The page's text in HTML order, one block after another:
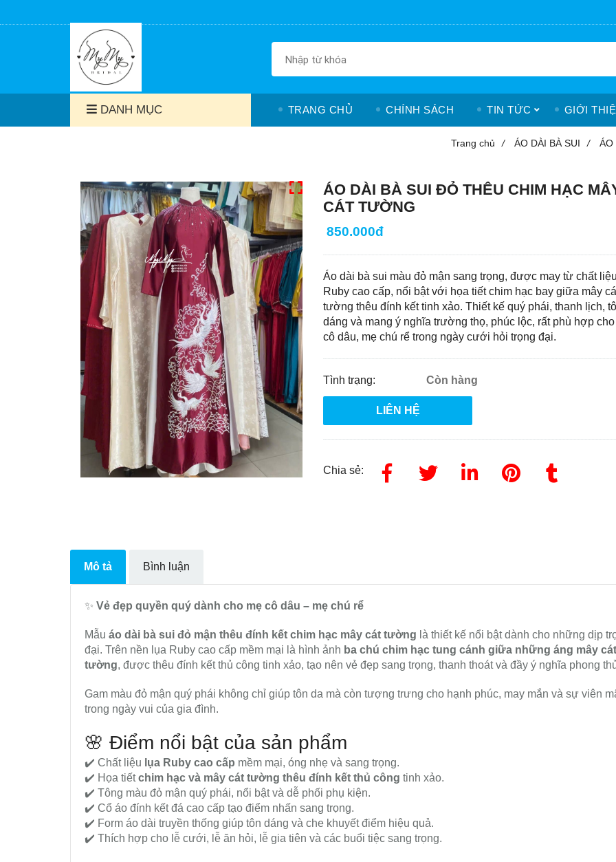
DANH MỤC TRANG CHỦ CHÍNH SÁCH TIN TỨC GIỚI
Trang chủ / ÁO DÀI BÀ SUI / ÁO
ÁO DÀI BÀ SUI ĐỎ THÊU CHIM HẠC
CÁT TƯỜNG
850.000đ
Áo dài bà sui màu đỏ mận sang trọng, được may từ chất
Ruby cao cấp, nổi bật với họa tiết chim hạc bay giữa mây
tường thêu đính kết tinh xảo. Thiết kế quý phái, thanh lịch,
dáng và mang ý nghĩa trường thọ, phúc lộc, rất phù hợp
cô dâu, mẹ chú rể trong ngày cưới hỏi trọng đại.
Tình trạng: Còn hàng
LIÊN HỆ
Chia sẻ:
Mô tả Bình luận
✨ Vẻ đẹp quyền quý dành cho mẹ cô dâu – mẹ chú rể
Mẫu áo dài bà sui đỏ mận thêu đính kết chim hạc mây cát tường là thiết kế nổi bật dành cho những dịp
đại. Trên nền lụa Ruby cao cấp mềm mại là hình ảnh ba chú chim hạc tung cánh giữa những áng mây cát
tường, được thêu đính kết thủ công tinh xảo, tạo nên vẻ đẹp sang trọng, thanh thoát và đầy ý nghĩa phong
Gam màu đỏ mận quý phái không chỉ giúp tôn da mà còn tượng trưng cho hạnh phúc, may mắn và sự viên
trong ngày vui của gia đình.
🌸 Điểm nổi bật của sản phẩm
✔️ Chất liệu lụa Ruby cao cấp mềm mại, óng nhẹ và sang trọng.
✔️ Họa tiếtchim hạc và mây cát tường thêu đính kết thủ công tinh xảo.
✔️ Tông màu đỏ mận quý phái, nổi bật và dễ phối phụ kiện.
✔️ Cổ áo đính kết đá cao cấp tạo điểm nhấn sang trọng.
✔️ Form áo dài truyền thống giúp tôn dáng và che khuyết điểm hiệu quả.
✔️ Thích hợp cho lễ cưới, lễ ăn hỏi, lễ gia tiên và các buổi tiệc sang trọng.